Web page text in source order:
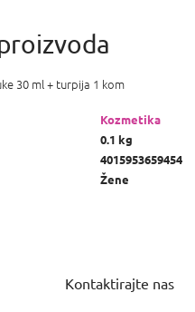
30 ml + turpija 1 kom
Kozmetika
0.1 kg
4015953659454
Žene
Kontaktirajte nas